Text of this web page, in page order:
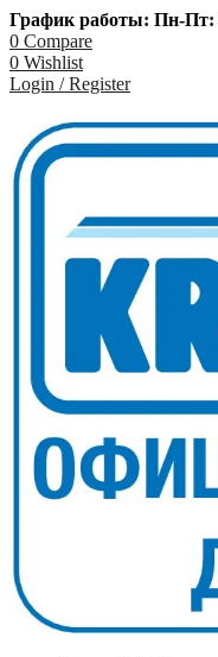
График работы: Пн-Пт:
0 Compare
0 Wishlist
Login / Register